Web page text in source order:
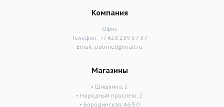
Компания
Офис
Телефон: +7 423 239-57-57
Email: polimet@mail.ru
Магазины
• Шишкина, 2
• Народный проспект, 2
• Бородинская, 46/50